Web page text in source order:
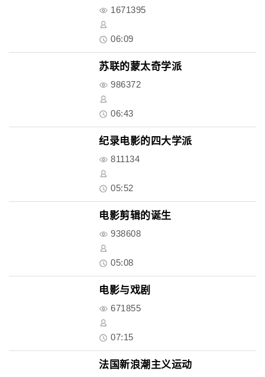
1671395
06:09
苏联的蒙太奇学派
986372
06:43
纪录电影的四大学派
811134
05:52
电影剪辑的诞生
938608
05:08
电影与戏剧
671855
07:15
法国新浪潮主义运动